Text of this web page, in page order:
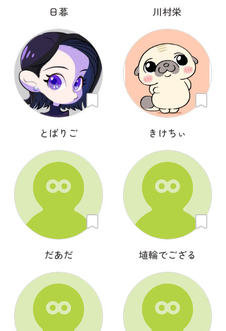
日暮 川村栄
とばりご きけちぃ
だあだ 埴輪でござる